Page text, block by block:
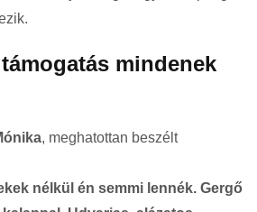
mindenek
, meghatottan beszélt
nélkül én semmi lennék. Gergő